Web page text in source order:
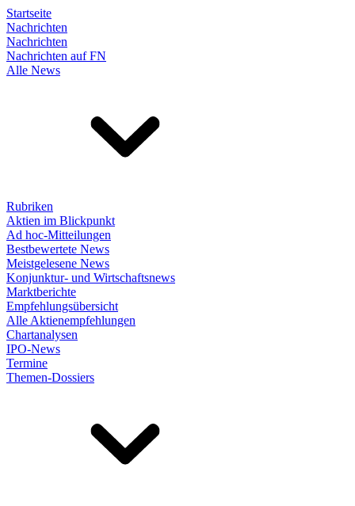
Startseite
Nachrichten
Nachrichten
Nachrichten auf FN
Alle News
Rubriken
Aktien im Blickpunkt
Ad hoc-Mitteilungen
Bestbewertete News
Meistgelesene News
Konjunktur- und Wirtschaftsnews
Marktberichte
Empfehlungsübersicht
Alle Aktienempfehlungen
Chartanalysen
IPO-News
Termine
Themen-Dossiers